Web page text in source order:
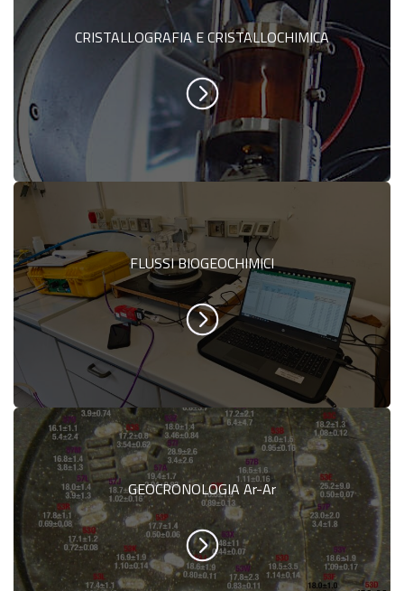
CRISTALLOGRAFIA E CRISTALLOCHIMICA
FLUSSI BIOGEOCHIMICI
GEOCRONOLOGIA Ar-Ar